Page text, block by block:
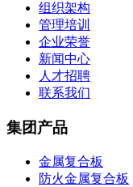
组织架构
管理培训
企业荣誉
新闻中心
人才招聘
联系我们
集团产品
金属复合板
防火金属复合板